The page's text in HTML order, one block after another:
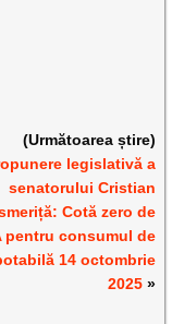
(Următoarea știre)
legislativă a
senatorului Cristian
Cotă zero de
pentru consumul de
14 octombrie
2025»